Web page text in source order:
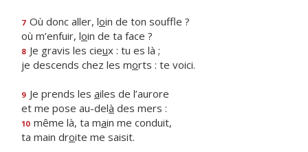
7 Où donc aller, loin de ton souffle ?
où m’enfuir, loin de ta face ?
8 Je gravis les cieux : tu es là ;
je descends chez les morts : te voici.
9 Je prends les ailes de l’aurore
et me pose au-delà des mers :
10 même là, ta main me conduit,
ta main droite me saisit.